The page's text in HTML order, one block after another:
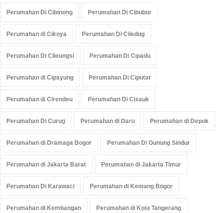
Perumahan Di Cibinong Perumahan Di Cibubur
Perumahan di Cikoya Perumahan Di Ciledug
Perumahan Di Cileungsi Perumahan Di Cipadu
Perumahan di Cipayung Perumahan Di Ciputat
Perumahan di Cirendeu Perumahan Di Cisauk
Perumahan Di Curug Perumahan di Daru Perumahan di Depok
Perumahan di Dramaga Bogor Perumahan Di Gunung Sindur
Perumahan di Jakarta Barat Perumahan di Jakarta Timur
Perumahan Di Karawaci Perumahan di Kemang Bogor
Perumahan di Kembangan Perumahan di Kota Tangerang